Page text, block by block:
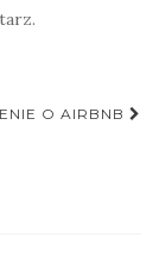
O AIRBNB